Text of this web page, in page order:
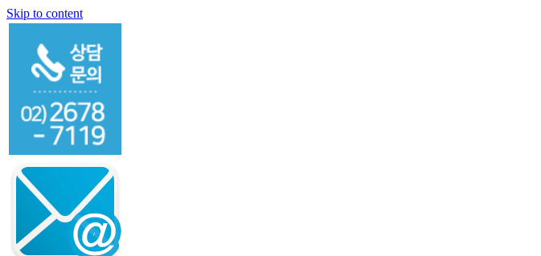
Skip to content